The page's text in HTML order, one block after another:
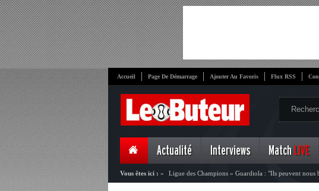
Accueil Page De Démarrage Ajouter Au Favoris Flux RSS
Actualité Interviews Match LIVE
Vous êtes ici : » Ligue des Champions » Guardiola : "Ils peuvent nous